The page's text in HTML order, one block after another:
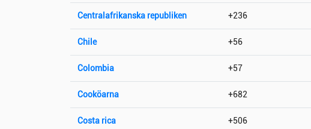
Centralafrikanska republiken +236
Chile +56
Colombia +57
Cooköarna +682
Costa rica +506